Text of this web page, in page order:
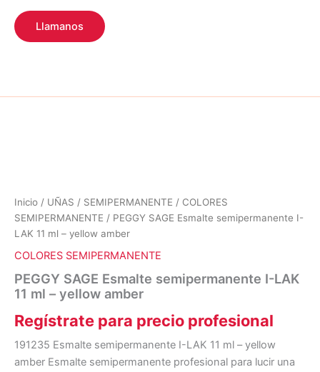
Llamanos
Inicio / UÑAS / SEMIPERMANENTE / COLORES
SEMIPERMANENTE / PEGGY SAGE Esmalte semipermanente I-
LAK 11 ml – yellow amber
COLORES SEMIPERMANENTE
PEGGY SAGE Esmalte semipermanente I-LAK
11 ml – yellow amber
Regístrate para precio profesional
191235 Esmalte semipermanente I-LAK 11 ml – yellow
amber Esmalte semipermanente profesional para lucir una